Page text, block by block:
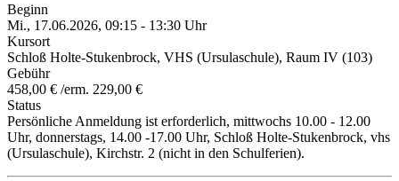
Beginn
Mi., 17.06.2026, 09:15 - 13:30 Uhr
Kursort
Schloß Holte-Stukenbrock, VHS (Ursulaschule), Raum IV (103)
Gebühr
458,00 € /erm. 229,00 €
Status
Persönliche Anmeldung ist erforderlich, mittwochs 10.00 - 12.00
Uhr, donnerstags, 14.00 -17.00 Uhr, Schloß Holte-Stukenbrock, vhs
(Ursulaschule), Kirchstr. 2 (nicht in den Schulferien).